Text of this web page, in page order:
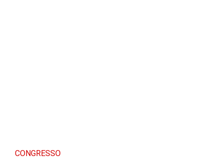
CONGRESSO